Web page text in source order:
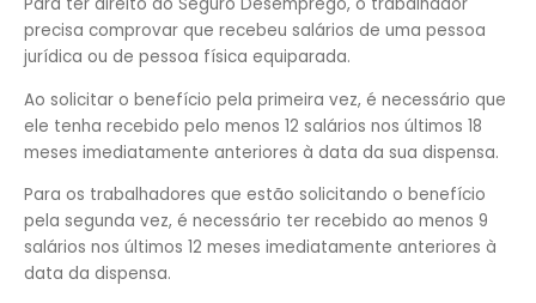
precisa comprovar que recebeu salários de uma pessoa
jurídica ou de pessoa física equiparada.
Ao solicitar o benefício pela primeira vez, é necessário que
ele tenha recebido pelo menos 12 salários nos últimos 18
meses imediatamente anteriores à data da sua dispensa.
Para os trabalhadores que estão solicitando o benefício
pela segunda vez, é necessário ter recebido ao menos 9
salários nos últimos 12 meses imediatamente anteriores à
data da dispensa.